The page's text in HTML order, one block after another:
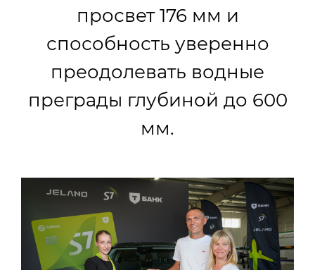
просвет 176 мм и
способность уверенно
преодолевать водные
преграды глубиной до 600
мм.